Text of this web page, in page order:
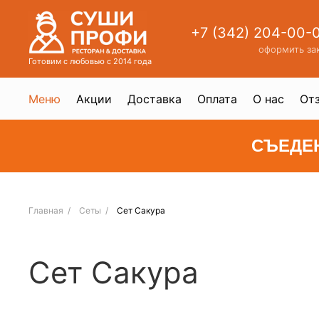
Готовим с любовью с 2014 года
+7 (342) 204-00-
оформить
Меню Акции Доставка Оплата О нас
Главная Сеты Сет Сакура
Сет Сакура